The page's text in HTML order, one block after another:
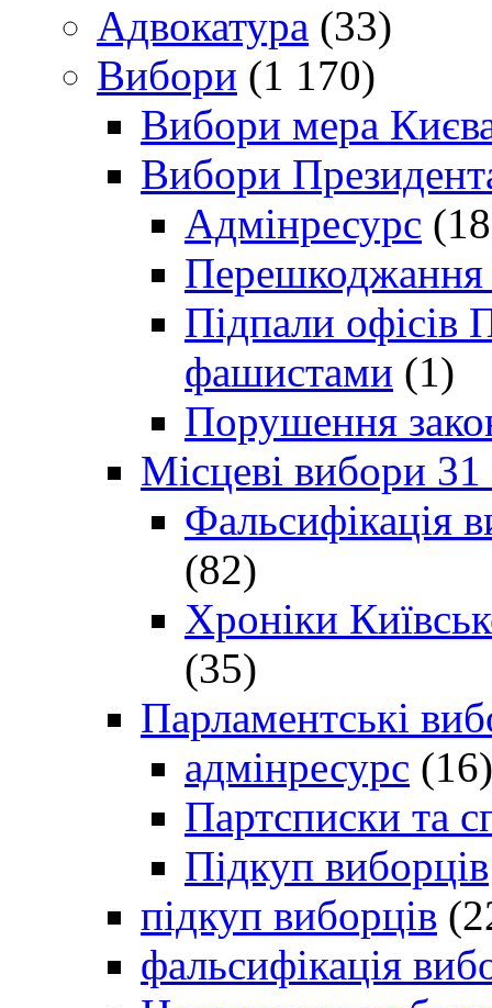
Адвокатура (33)
Вибори (1 170)
Вибори мера
Вибори
Адмінресурс
Перешкоджання
Підпали офісів
фашистами (1)
Порушення
Місцеві вибори
Фальсифікація
(82)
Хроніки
(35)
Парламентські
адмінресурс (16)
Партсписки та
Підкуп виборців
підкуп виборців
фальсифікація